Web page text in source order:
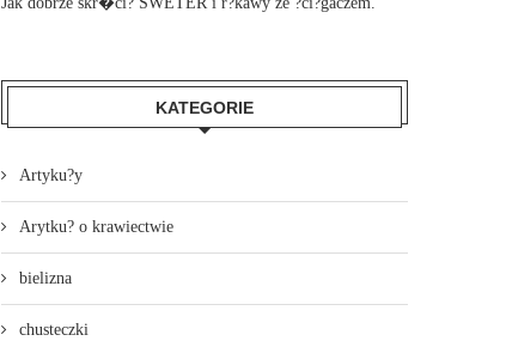
KATEGORIE
Artyku?y
Arytku? o krawiectwie
bielizna
chusteczki